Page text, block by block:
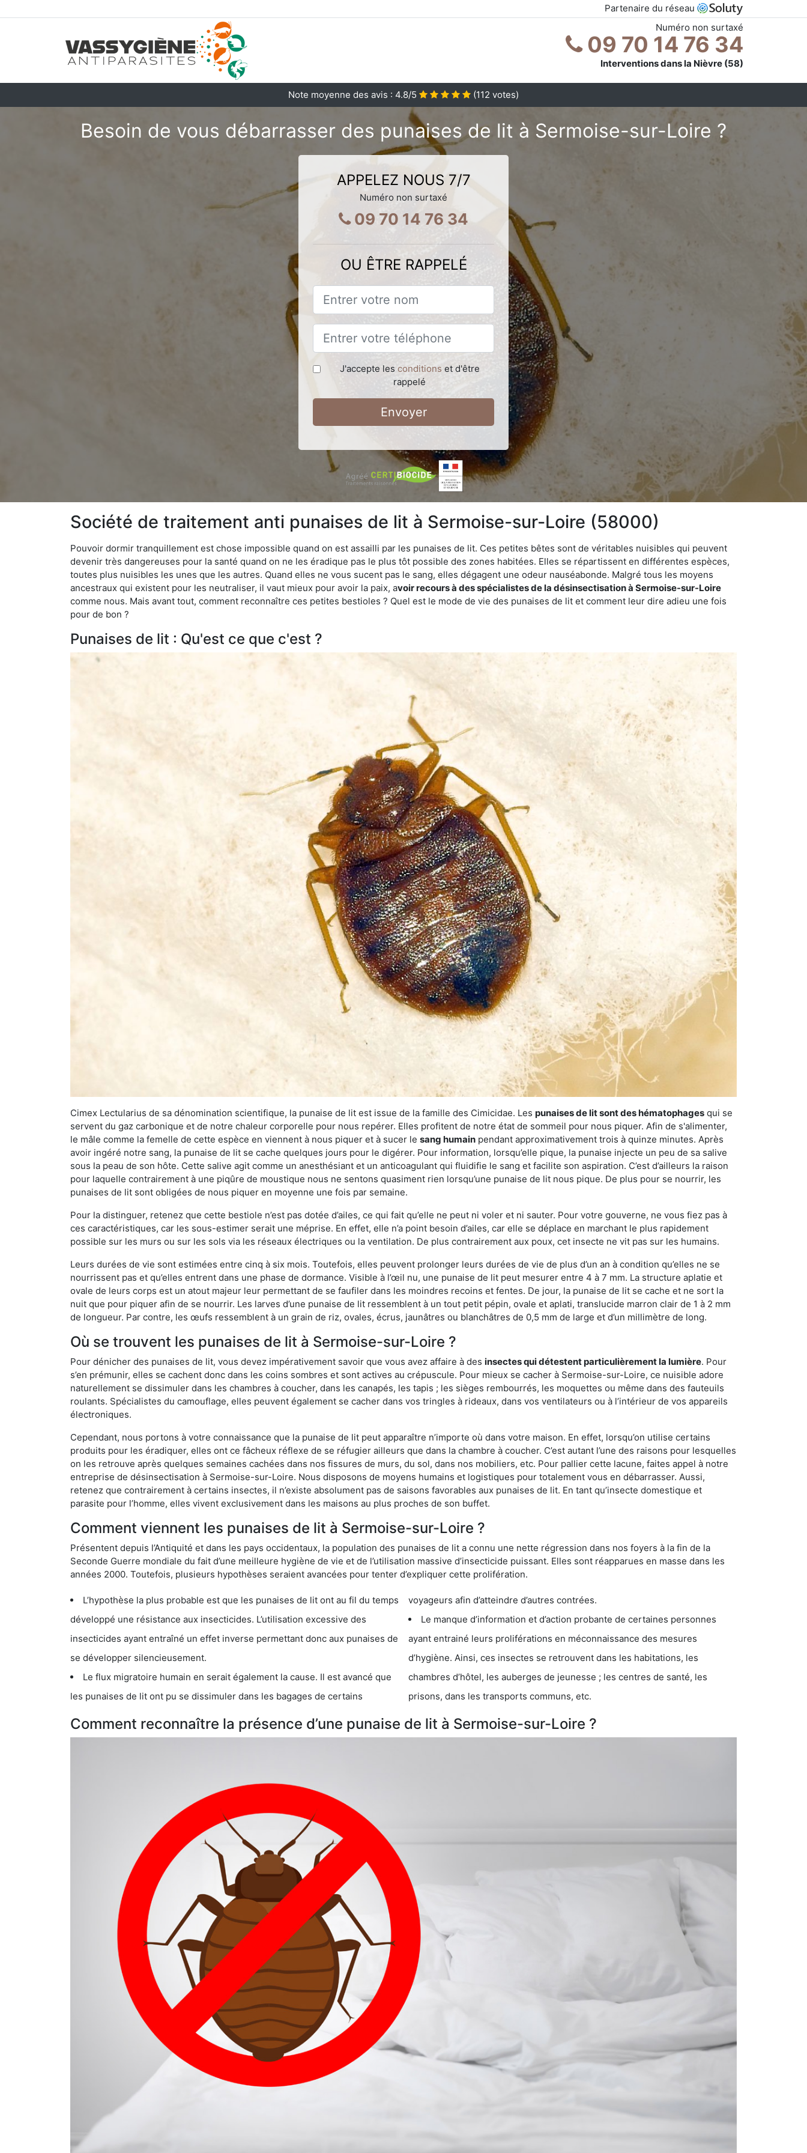
Partenaire du réseau
Numéro non surtaxé
09 70 14 76 34
Interventions dans la Nièvre (58)
Note moyenne des avis : 4.8/5 (112 votes)
Besoin de vous débarrasser des punaises de lit à Sermoise-sur-Loire ?
APPELEZ NOUS 7/7
Numéro non surtaxé
09 70 14 76 34
OU ÊTRE RAPPELÉ
J'accepte les conditions et d'être
rappelé
Envoyer
Société de traitement anti punaises de lit à Sermoise-sur-Loire (58000)
Pouvoir dormir tranquillement est chose impossible quand on est assailli par les punaises de lit. Ces petites bêtes sont de véritables nuisibles qui peuvent
devenir très dangereuses pour la santé quand on ne les éradique pas le plus tôt possible des zones habitées. Elles se répartissent en différentes espèces,
toutes plus nuisibles les unes que les autres. Quand elles ne vous sucent pas le sang, elles dégagent une odeur nauséabonde. Malgré tous les moyens
ancestraux qui existent pour les neutraliser, il vaut mieux pour avoir la paix, avoir recours à des spécialistes de la désinsectisation à Sermoise-sur-Loire
comme nous. Mais avant tout, comment reconnaître ces petites bestioles ? Quel est le mode de vie des punaises de lit et comment leur dire adieu une fois
pour de bon ?
Punaises de lit : Qu'est ce que c'est ?
Cimex Lectularius de sa dénomination scientifique, la punaise de lit est issue de la famille des Cimicidae. Les punaises de lit sont des hématophages qui se
servent du gaz carbonique et de notre chaleur corporelle pour nous repérer. Elles profitent de notre état de sommeil pour nous piquer. Afin de s'alimenter,
le mâle comme la femelle de cette espèce en viennent à nous piquer et à sucer le sang humain pendant approximativement trois à quinze minutes. Après
avoir ingéré notre sang, la punaise de lit se cache quelques jours pour le digérer. Pour information, lorsqu’elle pique, la punaise injecte un peu de sa salive
sous la peau de son hôte. Cette salive agit comme un anesthésiant et un anticoagulant qui fluidifie le sang et facilite son aspiration. C’est d’ailleurs la raison
pour laquelle contrairement à une piqûre de moustique nous ne sentons quasiment rien lorsqu’une punaise de lit nous pique. De plus pour se nourrir, les
punaises de lit sont obligées de nous piquer en moyenne une fois par semaine.
Pour la distinguer, retenez que cette bestiole n’est pas dotée d’ailes, ce qui fait qu’elle ne peut ni voler et ni sauter. Pour votre gouverne, ne vous fiez pas à
ces caractéristiques, car les sous-estimer serait une méprise. En effet, elle n’a point besoin d’ailes, car elle se déplace en marchant le plus rapidement
possible sur les murs ou sur les sols via les réseaux électriques ou la ventilation. De plus contrairement aux poux, cet insecte ne vit pas sur les humains.
Leurs durées de vie sont estimées entre cinq à six mois. Toutefois, elles peuvent prolonger leurs durées de vie de plus d’un an à condition qu’elles ne se
nourrissent pas et qu’elles entrent dans une phase de dormance. Visible à l’œil nu, une punaise de lit peut mesurer entre 4 à 7 mm. La structure aplatie et
ovale de leurs corps est un atout majeur leur permettant de se faufiler dans les moindres recoins et fentes. De jour, la punaise de lit se cache et ne sort la
nuit que pour piquer afin de se nourrir. Les larves d’une punaise de lit ressemblent à un tout petit pépin, ovale et aplati, translucide marron clair de 1 à 2 mm
de longueur. Par contre, les œufs ressemblent à un grain de riz, ovales, écrus, jaunâtres ou blanchâtres de 0,5 mm de large et d’un millimètre de long.
Où se trouvent les punaises de lit à Sermoise-sur-Loire ?
Pour dénicher des punaises de lit, vous devez impérativement savoir que vous avez affaire à des insectes qui détestent particulièrement la lumière. Pour
s’en prémunir, elles se cachent donc dans les coins sombres et sont actives au crépuscule. Pour mieux se cacher à Sermoise-sur-Loire, ce nuisible adore
naturellement se dissimuler dans les chambres à coucher, dans les canapés, les tapis ; les sièges rembourrés, les moquettes ou même dans des fauteuils
roulants. Spécialistes du camouflage, elles peuvent également se cacher dans vos tringles à rideaux, dans vos ventilateurs ou à l’intérieur de vos appareils
électroniques.
Cependant, nous portons à votre connaissance que la punaise de lit peut apparaître n’importe où dans votre maison. En effet, lorsqu’on utilise certains
produits pour les éradiquer, elles ont ce fâcheux réflexe de se réfugier ailleurs que dans la chambre à coucher. C’est autant l’une des raisons pour lesquelles
on les retrouve après quelques semaines cachées dans nos fissures de murs, du sol, dans nos mobiliers, etc. Pour pallier cette lacune, faites appel à notre
entreprise de désinsectisation à Sermoise-sur-Loire. Nous disposons de moyens humains et logistiques pour totalement vous en débarrasser. Aussi,
retenez que contrairement à certains insectes, il n’existe absolument pas de saisons favorables aux punaises de lit. En tant qu’insecte domestique et
parasite pour l’homme, elles vivent exclusivement dans les maisons au plus proches de son buffet.
Comment viennent les punaises de lit à Sermoise-sur-Loire ?
Présentent depuis l’Antiquité et dans les pays occidentaux, la population des punaises de lit a connu une nette régression dans nos foyers à la fin de la
Seconde Guerre mondiale du fait d’une meilleure hygiène de vie et de l’utilisation massive d’insecticide puissant. Elles sont réapparues en masse dans les
années 2000. Toutefois, plusieurs hypothèses seraient avancées pour tenter d’expliquer cette prolifération.
L’hypothèse la plus probable est que les punaises de lit ont au fil du temps
développé une résistance aux insecticides. L’utilisation excessive des
insecticides ayant entraîné un effet inverse permettant donc aux punaises de
se développer silencieusement.
Le flux migratoire humain en serait également la cause. Il est avancé que
les punaises de lit ont pu se dissimuler dans les bagages de certains
voyageurs afin d’atteindre d’autres contrées.
Le manque d’information et d’action probante de certaines personnes
ayant entrainé leurs proliférations en méconnaissance des mesures
d’hygiène. Ainsi, ces insectes se retrouvent dans les habitations, les
chambres d’hôtel, les auberges de jeunesse ; les centres de santé, les
prisons, dans les transports communs, etc.
Comment reconnaître la présence d’une punaise de lit à Sermoise-sur-Loire ?